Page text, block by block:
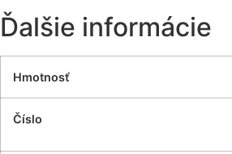
Ďalšie informácie
Hmotnosť
Číslo